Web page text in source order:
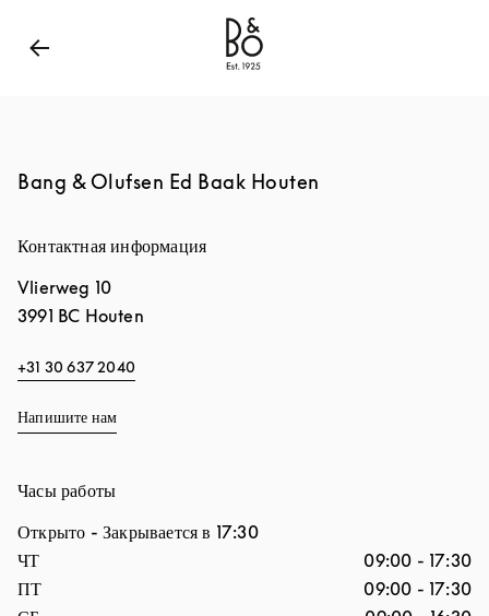
Bang & Olufsen - Exist to Create
Bang & Olufsen Ed Baak Houten
Контактная информация
Vlierweg 10
3991 BC Houten
+31 30 637 2040
Напишите нам
Часы работы
Открыто - Закрывается в 17:30
День недели
ЧТ 09:00 - 17:30
ПТ
09:00 - 17:30